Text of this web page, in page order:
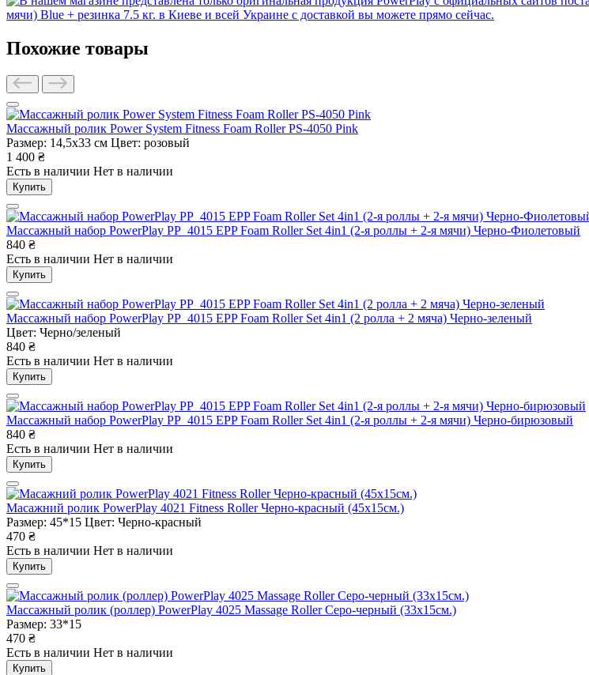
Похожие товары
Массажный ролик Power System Fitness Foam Roller PS-4050 Pink
Размер: 14,5x33 см Цвет: розовый
1 400 ₴
Есть в наличии Нет в наличии
Купить
Массажный набор PowerPlay PP_4015 EPP Foam Roller Set 4in1 (2-я роллы + 2-я мячи) Черно-Фиолетовый
840 ₴
Есть в наличии Нет в наличии
Купить
Массажный набор PowerPlay PP_4015 EPP Foam Roller Set 4in1 (2 ролла + 2 мяча) Черно-зеленый
Цвет: Черно/зеленый
840 ₴
Есть в наличии Нет в наличии
Купить
Массажный набор PowerPlay PP_4015 EPP Foam Roller Set 4in1 (2-я роллы + 2-я мячи) Черно-бирюзовый
840 ₴
Есть в наличии Нет в наличии
Купить
Масажний ролик PowerPlay 4021 Fitness Roller Черно-красный (45x15см.)
Размер: 45*15 Цвет: Черно-красный
470 ₴
Есть в наличии Нет в наличии
Купить
Массажный ролик (роллер) PowerPlay 4025 Massage Roller Серо-черный (33x15см.)
Размер: 33*15
470 ₴
Есть в наличии Нет в наличии
Купить